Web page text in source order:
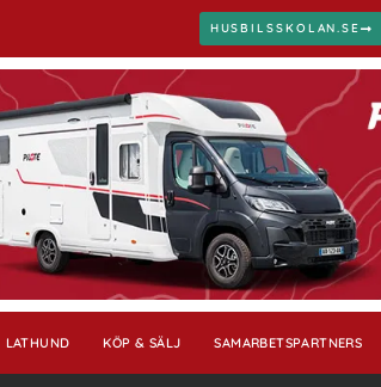
HUSBILSSKOLAN.SE
LATHUND KÖP & SÄLJ SAMARBETSPARTNERS